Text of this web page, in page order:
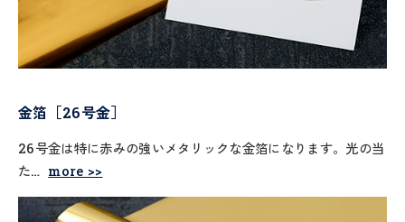
金箔［26号金］
26号金は特に赤みの強いメタリックな金箔になります。光の当
た… more >>